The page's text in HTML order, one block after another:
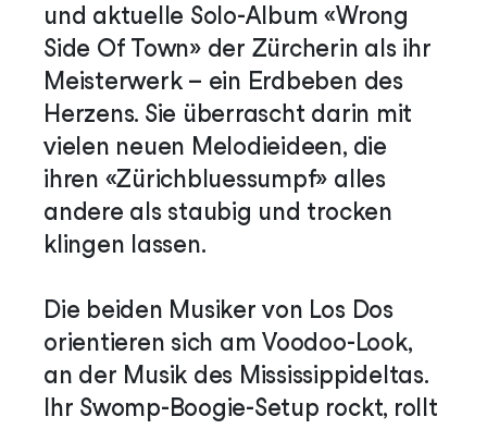
und aktuelle Solo-Album «Wrong
Side Of Town» der Zürcherin als ihr
Meisterwerk – ein Erdbeben des
Herzens. Sie überrascht darin mit
vielen neuen Melodieideen, die
ihren «Zürichbluessumpf» alles
andere als staubig und trocken
klingen lassen.
Die beiden Musiker von Los Dos
orientieren sich am Voodoo-Look,
an der Musik des Mississippideltas.
Ihr Swomp-Boogie-Setup rockt, rollt